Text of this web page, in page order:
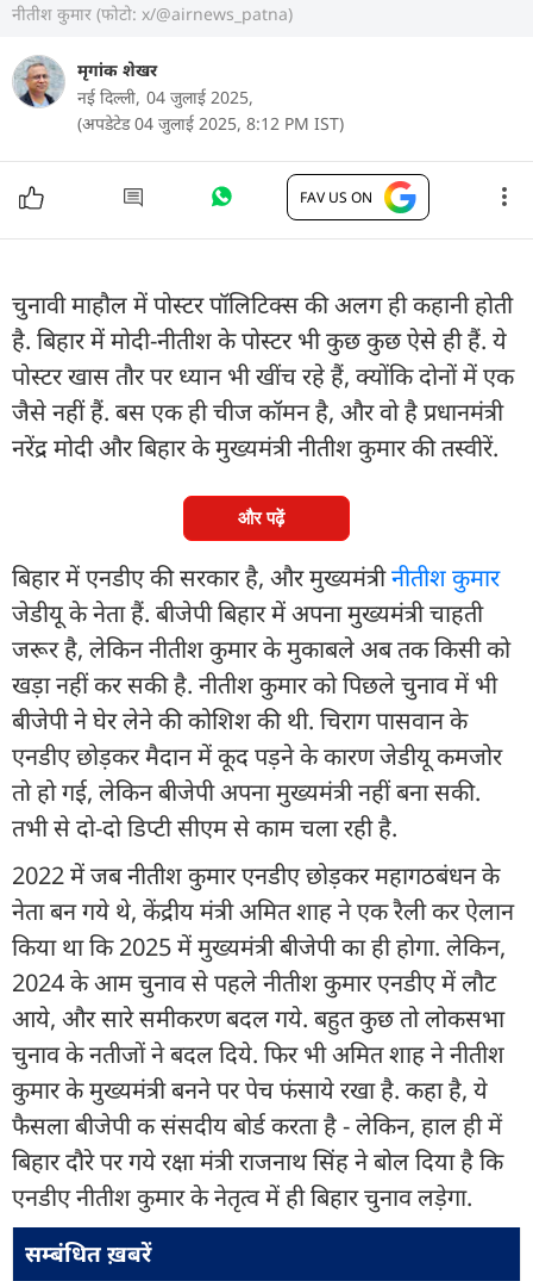
नीतीश कुमार (फोटो: x/@airnews_patna)
मृगांक शेखर
नई दिल्ली, 04 जुलाई 2025,
(अपडेटेड 04 जुलाई 2025, 8:12 PM IST)
FAV US ON
चुनावी माहौल में पोस्टर पॉलिटिक्स की अलग ही कहानी होती
है. बिहार में मोदी-नीतीश के पोस्टर भी कुछ कुछ ऐसे ही हैं. ये
पोस्टर खास तौर पर ध्यान भी खींच रहे हैं, क्योंकि दोनों में एक
जैसे नहीं हैं. बस एक ही चीज कॉमन है, और वो है प्रधानमंत्री
नरेंद्र मोदी और बिहार के मुख्यमंत्री नीतीश कुमार की तस्वीरें.
और पढ़ें
बिहार में एनडीए की सरकार है, और मुख्यमंत्रीनीतीश कुमार
जेडीयू के नेता हैं. बीजेपी बिहार में अपना मुख्यमंत्री चाहती
जरूर है, लेकिन नीतीश कुमार के मुकाबले अब तक किसी को
खड़ा नहीं कर सकी है. नीतीश कुमार को पिछले चुनाव में भी
बीजेपी ने घेर लेने की कोशिश की थी. चिराग पासवान के
एनडीए छोड़कर मैदान में कूद पड़ने के कारण जेडीयू कमजोर
तो हो गई, लेकिन बीजेपी अपना मुख्यमंत्री नहीं बना सकी.
तभी से दो-दो डिप्टी सीएम से काम चला रही है.
2022 में जब नीतीश कुमार एनडीए छोड़कर महागठबंधन के
नेता बन गये थे, केंद्रीय मंत्री अमित शाह ने एक रैली कर ऐलान
किया था कि 2025 में मुख्यमंत्री बीजेपी का ही होगा. लेकिन,
2024 के आम चुनाव से पहले नीतीश कुमार एनडीए में लौट
आये, और सारे समीकरण बदल गये. बहुत कुछ तो लोकसभा
चुनाव के नतीजों ने बदल दिये. फिर भी अमित शाह ने नीतीश
कुमार के मुख्यमंत्री बनने पर पेच फंसाये रखा है. कहा है, ये
फैसला बीजेपी क संसदीय बोर्ड करता है - लेकिन, हाल ही में
बिहार दौरे पर गये रक्षा मंत्री राजनाथ सिंह ने बोल दिया है कि
एनडीए नीतीश कुमार के नेतृत्व में ही बिहार चुनाव लड़ेगा.
सम्बंधित ख़बरें